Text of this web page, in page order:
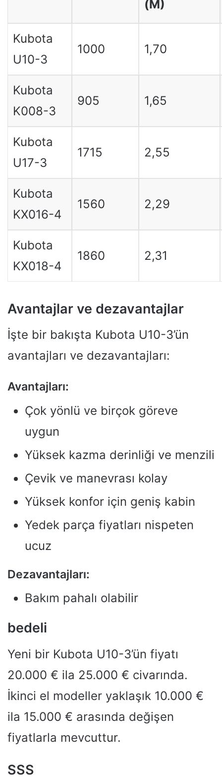
(M)
Kubota
U10-3
1000 1,70
Kubota
K008-3
905 1,65
Kubota
U17-3
1715 2,55
Kubota
KX016-4
1560 2,29
Kubota
KX018-4
1860 2,31
Avantajlar ve dezavantajlar
İşte bir bakışta Kubota U10-3’ün
avantajları ve dezavantajları:
Avantajları:
Çok yönlü ve birçok göreve
uygun
Yüksek kazma derinliği ve menzili
Çevik ve manevrası kolay
Yüksek konfor için geniş kabin
Yedek parça fiyatları nispeten
ucuz
Dezavantajları:
Bakım pahalı olabilir
bedeli
Yeni bir Kubota U10-3’ün fiyatı
20.000 € ila 25.000 € civarında.
İkinci el modeller yaklaşık 10.000 €
ila 15.000 € arasında değişen
fiyatlarla mevcuttur.
SSS